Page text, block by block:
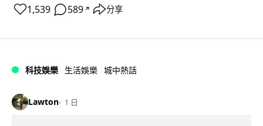
1,539 589 ↗ 分享
科技娛樂 生活娛樂 城中熱話
Lawton 1 日